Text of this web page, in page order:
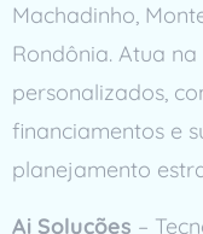
Machadinho,
Rondônia. Atua
personalizados,
financiamentos e
planejamento
Ai Soluções –